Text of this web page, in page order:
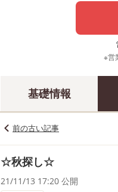
※営
基礎情報
前の古い記事
☆秋探し☆
21/11/13 17:20 公開